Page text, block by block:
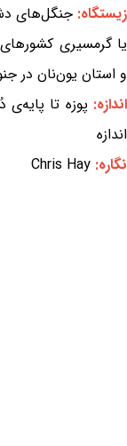
زیستگاه:جنگل‌های
یا گرمسیری کشورهای
و استان یون‌نان در
اندازه:
اندازه
نگاره: Chris Hay